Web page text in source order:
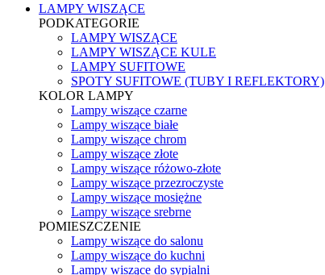
LAMPY WISZĄCE
PODKATEGORIE
LAMPY WISZĄCE
LAMPY WISZĄCE KULE
LAMPY SUFITOWE
SPOTY SUFITOWE (TUBY I REFLEKTORY)
KOLOR LAMPY
Lampy wiszące czarne
Lampy wiszące białe
Lampy wiszące chrom
Lampy wiszące złote
Lampy wiszące różowo-złote
Lampy wiszące przezroczyste
Lampy wiszące mosiężne
Lampy wiszące srebrne
POMIESZCZENIE
Lampy wiszące do salonu
Lampy wiszące do kuchni
Lampy wiszące do sypialni